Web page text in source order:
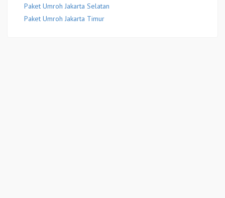
Paket Umroh Jakarta Selatan
Paket Umroh Jakarta Timur